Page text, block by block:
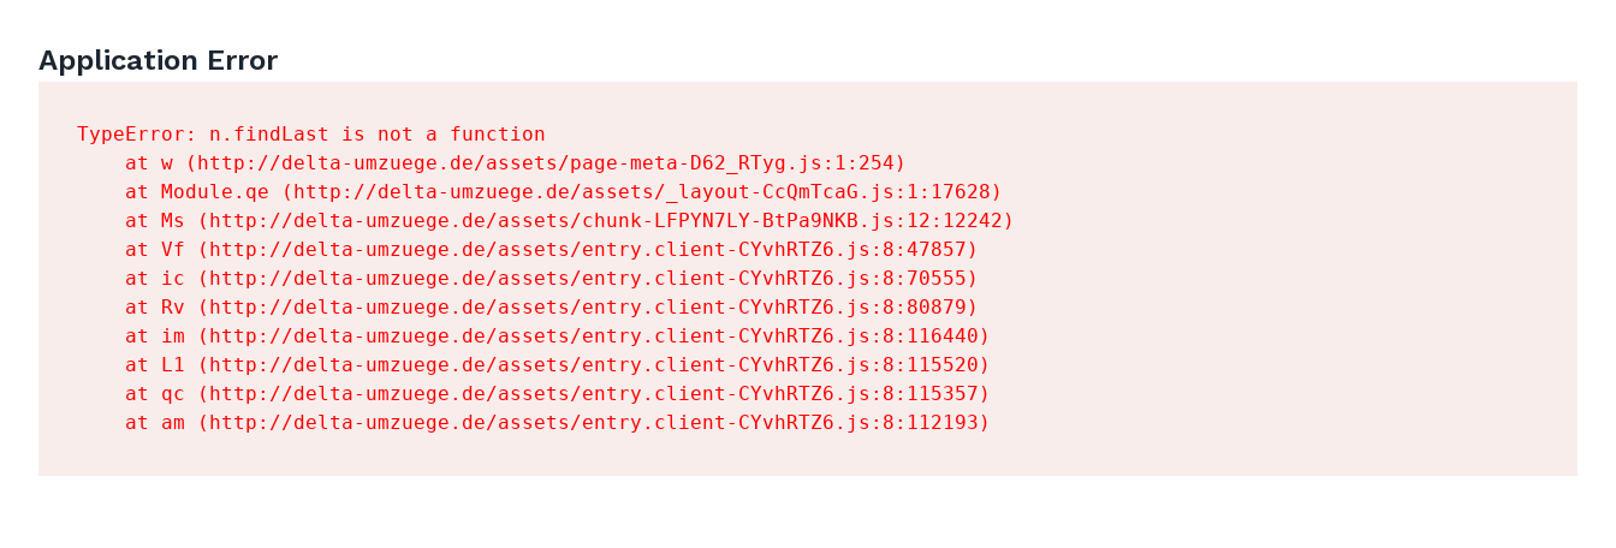
Application Error
TypeError: n.findLast is not a function
    at w (http://delta-umzuege.de/assets/page-meta-D62_RTyg.js:1:254)
    at Module.qe (http://delta-umzuege.de/assets/_layout-CcQmTcaG.js:1:17628)
    at Ms (http://delta-umzuege.de/assets/chunk-LFPYN7LY-BtPa9NKB.js:12:12242)
    at Vf (http://delta-umzuege.de/assets/entry.client-CYvhRTZ6.js:8:47857)
    at ic (http://delta-umzuege.de/assets/entry.client-CYvhRTZ6.js:8:70555)
    at Rv (http://delta-umzuege.de/assets/entry.client-CYvhRTZ6.js:8:80879)
    at im (http://delta-umzuege.de/assets/entry.client-CYvhRTZ6.js:8:116440)
    at L1 (http://delta-umzuege.de/assets/entry.client-CYvhRTZ6.js:8:115520)
    at qc (http://delta-umzuege.de/assets/entry.client-CYvhRTZ6.js:8:115357)
    at am (http://delta-umzuege.de/assets/entry.client-CYvhRTZ6.js:8:112193)